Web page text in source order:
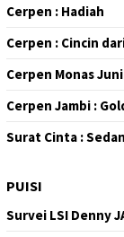
Cerpen : Hadiah
Cerpen : Cincin
Cerpen Monas
Cerpen Jambi :
Surat Cinta :
PUISI
Survei LSI Denny